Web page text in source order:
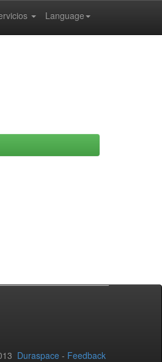
Language
Duraspace - Feedback